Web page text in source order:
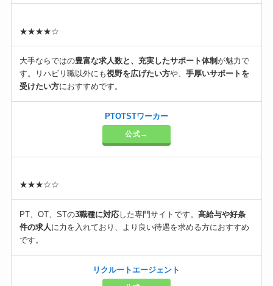
★★★★☆
大手ならではの豊富な求人数と、充実したサポート体制が魅力で
す。リハビリ職以外にも視野を広げたい方や、手厚いサポートを
受けたい方におすすめです。
PTOTSTワーカー
公式→
★★★☆☆
PT、OT、STの3職種に対応した専門サイトです。高給与や好条
件の求人に力を入れており、より良い待遇を求める方におすすめ
です。
リクルートエージェント